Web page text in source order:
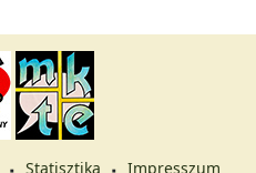
Statisztika Impresszum